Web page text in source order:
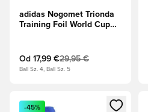
adidas Nogomet Trionda
Training Foil World Cup
srebro/Bela/Kraljevsko
modra
Od 17,99 €29,95 €
Ball Sz. 4, Ball Sz. 5
Odpre Modal za prijavo ali vpis
-45%